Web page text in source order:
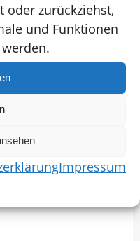
zurückziehst,
und Funktionen
Impressum